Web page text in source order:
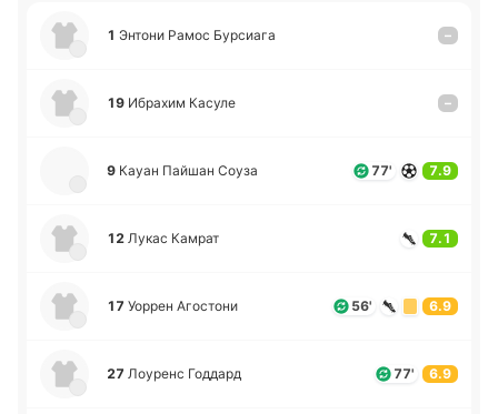
1 Энтони Рамос Бу­рсиа­га –
19 Ибра­хим Касуле –
9 Кауан Пайшан Соуза 77' 7.9
12 Лукас Камрат 7.1
17 Уоррен Аго­сто­ни 56' 6.9
27 Лоу­ренс Го­ддард 77' 6.9